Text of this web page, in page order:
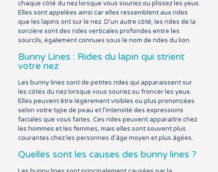
chaque côté du nez lorsque vous souriez ou plissez les yeux.
Elles sont appelées ainsi car elles ressemblent aux rides
que les lapins ont sur le nez. D’un autre côté, les rides de la
sorcière sont des rides verticales profondes entre les
sourcils, également connues sous le nom de rides du lion.
Bunny Lines : Rides du lapin qui strient
votre nez
Les bunny lines sont de petites rides qui apparaissent sur
les côtés du nez lorsque vous souriez ou froncer les yeux.
Elles peuvent être légèrement visibles ou plus prononcées
selon votre type de peau et l’intensité des expressions
faciales que vous faites. Ces rides peuvent apparaître chez
les hommes et les femmes, mais elles sont souvent plus
courantes chez les personnes d’âge moyen et plus âgées.
Quelles sont les causes des bunny lines ?